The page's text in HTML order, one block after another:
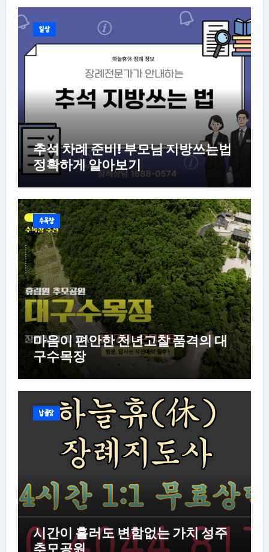
일상
추석 차례 준비! 부모님 지방쓰는법
정확하게 알아보기
수목장
마음이 편안한 천년고찰 품격의 대
구수목장
납골당
시간이 흘러도 변함없는 가치 성주
추모공원